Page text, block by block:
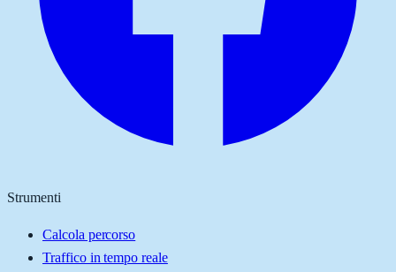
Strumenti
Calcola percorso
Traffico in tempo reale